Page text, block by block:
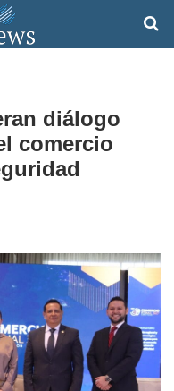
diálogo
comercio